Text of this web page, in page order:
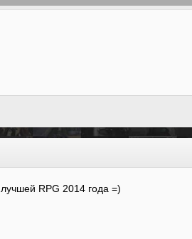
RPG 2014 года =)